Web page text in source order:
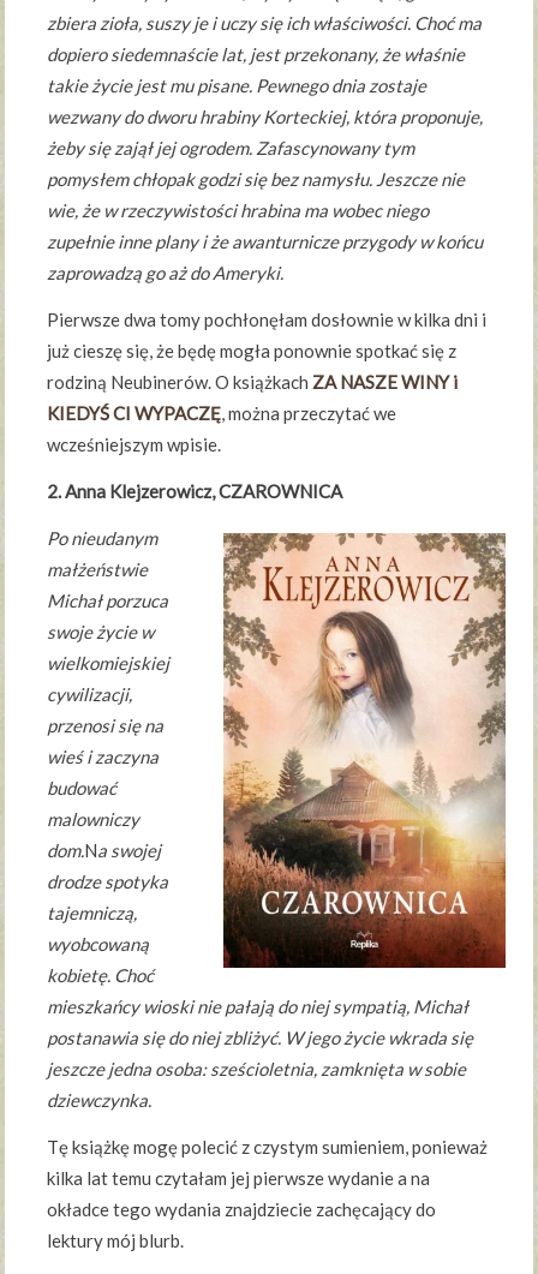
zbiera zioła, suszy je i uczy się ich właściwości. Choć ma
dopiero siedemnaście lat, jest przekonany, że właśnie
takie życie jest mu pisane. Pewnego dnia zostaje
wezwany do dworu hrabiny Korteckiej, która proponuje,
żeby się zajął jej ogrodem. Zafascynowany tym
pomysłem chłopak godzi się bez namysłu. Jeszcze nie
wie, że w rzeczywistości hrabina ma wobec niego
zupełnie inne plany i że awanturnicze przygody w końcu
zaprowadzą go aż do Ameryki.
Pierwsze dwa tomy pochłonęłam dosłownie w kilka dni i
już cieszę się, że będę mogła ponownie spotkać się z
rodziną Neubinerów. O książkach ZA NASZE WINY i
KIEDYŚ CI WYPACZĘ , można przeczytać we
wcześniejszym wpisie.
2. Anna Klejzerowicz, CZAROWNICA
Po nieudanym
małżeństwie
Michał porzuca
swoje życie w
wielkomiejskiej
cywilizacji,
przenosi się na
wieś i zaczyna
budować
malowniczy
dom.Na swojej
drodze spotyka
tajemniczą,
wyobcowaną
kobietę. Choć
mieszkańcy wioski nie pałają do niej sympatią, Michał
postanawia się do niej zbliżyć. W jego życie wkrada się
jeszcze jedna osoba: sześcioletnia, zamknięta w sobie
dziewczynka.
Tę książkę mogę polecić z czystym sumieniem, ponieważ
kilka lat temu czytałam jej pierwsze wydanie a na
okładce tego wydania znajdziecie zachęcający do
lektury mój blurb.